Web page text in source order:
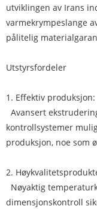
utviklingen av Irans
varmekrympeslange
pålitelig
Utstyrsfordeler
1. Effektiv produksjon:
Avansert
kontrollsystemer
produksjon, noe som
2.
Nøyaktig
dimensjonskontroll